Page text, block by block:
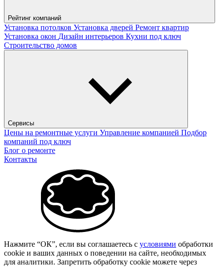
Рейтинг компаний
Установка потолков Установка дверей Ремонт квартир
Установка окон Дизайн интерьеров Кухни под ключ
Строительство домов
Сервисы
Цены на ремонтные услуги Управление компанией Подбор
компаний под ключ
Блог о ремонте
Контакты
Нажмите “ОК”, если вы соглашаетесь с условиями обработки
cookie и ваших данных о поведении на сайте, необходимых
для аналитики. Запретить обработку cookie можете через